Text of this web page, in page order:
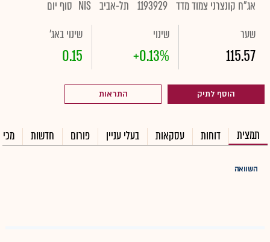
אג"ח קונצרני צמוד מדד 1193929 תל-אביב NIS סוף יום
שער
115.57
שינוי
+0.13%
שינוי באג'
0.15
הוסף לתיק התראות
תמצית דוחות עסקאות בעלי עניין פורום חדשות
השוואה